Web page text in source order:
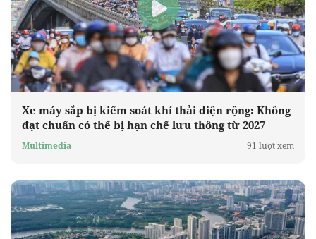
Xe máy sắp bị kiểm soát khí thải diện rộng: Không
đạt chuẩn có thể bị hạn chế lưu thông từ 2027
Multimedia 91 lượt xem